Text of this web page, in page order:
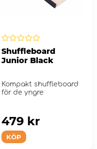
Shuffleboard
Junior Black
Kompakt shuffleboard
för de yngre
KÖP
479 kr